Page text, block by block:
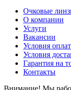
Очковые
O компании
Услуги
Вакансии
Условия
Условия
Гарантия на
Контакты
Внимание! Мы